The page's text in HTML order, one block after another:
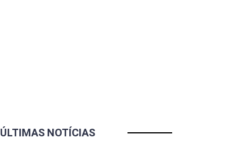
ÚLTIMAS NOTÍCIAS